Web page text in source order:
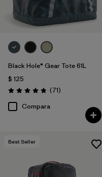
Black Hole® Gear Tote 61L
$ 125
Valoración: 4.9 / 5
(71Comentarios
)
Compara
Best Seller